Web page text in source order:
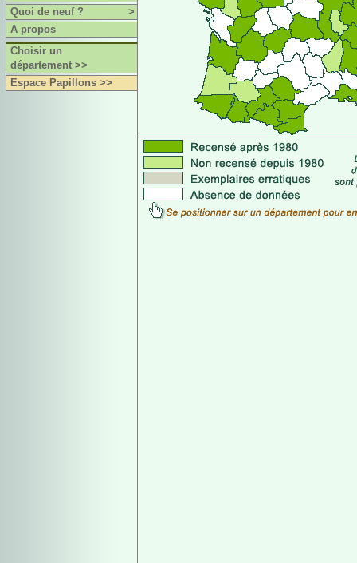
Quoi de neuf ?
>
A propos
Choisir un
département >>
Espace Papillons >>